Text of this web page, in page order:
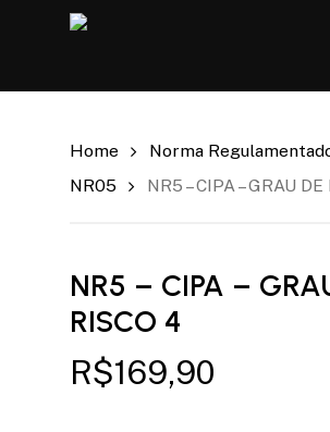
content
Home
Norma
NR05
NR5 – CIPA – GRAU
NR5 – CIPA –
RISCO 4
R$169,90